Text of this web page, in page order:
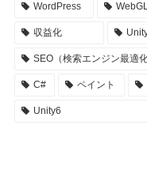
WordPress
収益化
SEO（検索エンジン最適化
C# ペイント
Unity6